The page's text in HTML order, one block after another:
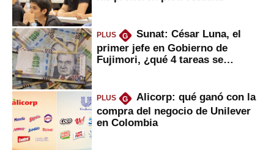
PLUS G
Sunat: César Luna, el
primer jefe en Gobierno de
Fujimori, ¿qué 4 tareas se
PLUS G
Alicorp: qué ganó con la
compra del negocio de Unilever
en Colombia